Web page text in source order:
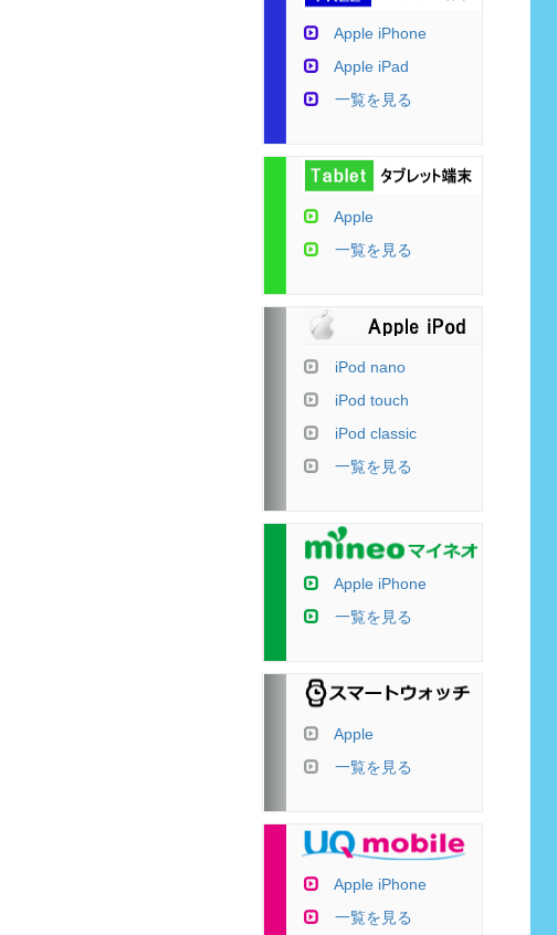
Apple iPhone
Apple iPad
一覧を見る
Apple
一覧を見る
iPod nano
iPod touch
iPod classic
一覧を見る
Apple iPhone
一覧を見る
Apple
一覧を見る
Apple iPhone
一覧を見る